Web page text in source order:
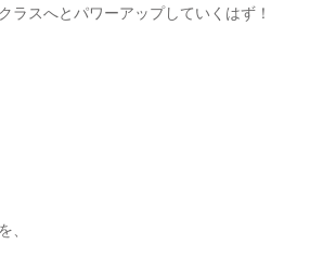
ラスへとパワーアップしていくはず！
、